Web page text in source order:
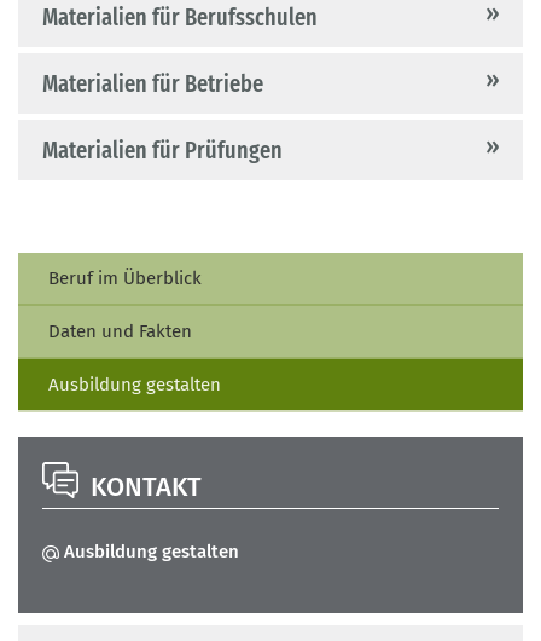
Materialien für Berufsschulen
Materialien für Betriebe
Materialien für Prüfungen
Beruf im Überblick
Daten und Fakten
Ausbildung gestalten
KONTAKT
Ausbildung gestalten